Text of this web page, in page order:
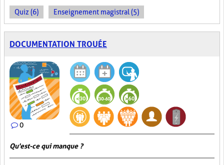
Quiz (6) Enseignement magistral (5)
DOCUMENTATION TROUÉE
0
Qu'est-ce qui manque ?